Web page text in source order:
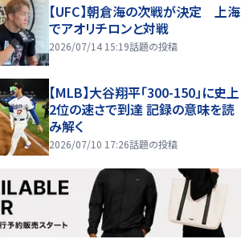
【UFC】朝倉海の次戦が決定 上海
でアオリチロンと対戦
2026/07/14 15:19話題の投稿
【MLB】大谷翔平「300-150」に史上
2位の速さで到達 記録の意味を読
み解く
2026/07/10 17:26話題の投稿